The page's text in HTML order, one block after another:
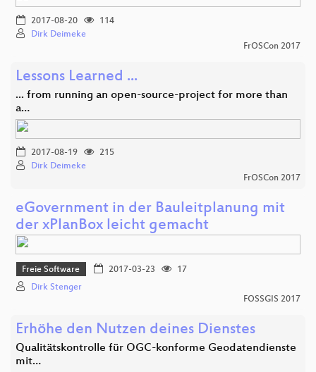
2017-08-20
114
Dirk Deimeke
FrOSCon 2017
Lessons Learned ...
... from running an open-source-project for more than
a…
2017-08-19
215
Dirk Deimeke
FrOSCon 2017
eGovernment in der Bauleitplanung mit
der xPlanBox leicht gemacht
Freie Software 2017-03-23
17
Dirk Stenger
FOSSGIS 2017
Erhöhe den Nutzen deines Dienstes
Qualitätskontrolle für OGC-konforme Geodatendienste
mit…